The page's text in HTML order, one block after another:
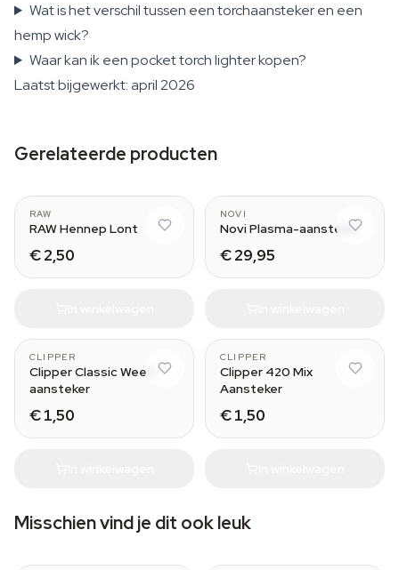
Wat is het verschil tussen een torchaansteker en een
hemp wick?
Waar kan ik een pocket torch lighter kopen?
Laatst bijgewerkt: april 2026
Gerelateerde producten
RAW
RAW Hennep Lont
€ 2,50
NOVI
Novi Plasma-aansteker
€ 29,95
CLIPPER
Clipper Classic Weed
aansteker
€ 1,50
CLIPPER
Clipper 420 Mix
Aansteker
€ 1,50
Misschien vind je dit ook leuk